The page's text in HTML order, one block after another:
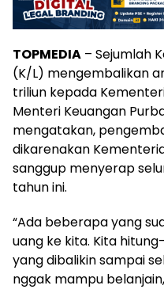
TOPMEDIA – Sejumlah
(K/L) mengembalikan
triliun kepada
Menteri Keuangan
mengatakan,
dikarenakan
sanggup menyerap
tahun ini.
“Ada beberapa yang
uang ke kita. Kita
yang dibalikin sampai
nggak mampu